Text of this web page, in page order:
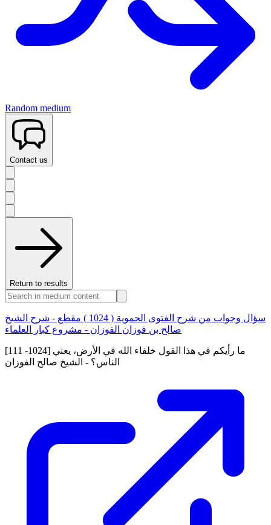
Random medium
Contact us
Return to results
سؤال وجواب من شرح الفتوى الحموية ( 1024 ) مقطع - شرح الشيخ
صالح بن فوزان الفوزان - مشروع كبار العلماء
[111 -1024] ما رأيكم في هذا القول خلفاء الله في الأرض، يعني
الناس؟ - الشيخ صالح الفوزان